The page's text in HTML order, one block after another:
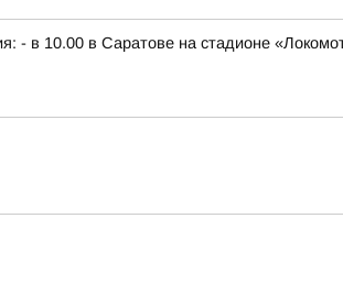
- в 10.00 в Саратове на стадионе